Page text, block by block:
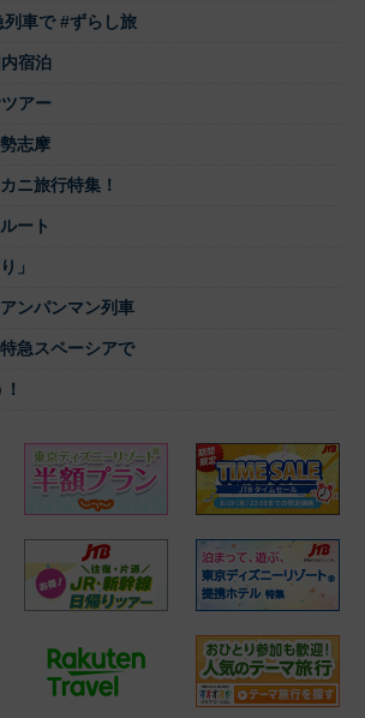
車で #ずらし旅
宿泊
アー
志摩
ニ旅行特集！
ート
」
ンパンマン列車
急スペーシアで